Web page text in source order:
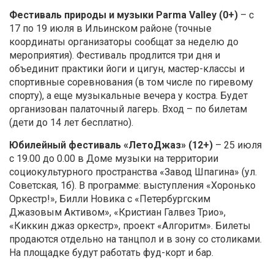
Фестиваль природы и музыки Parma Valley (0+) – с
17 по 19 июля в Ильинском районе (точные
координаты организаторы сообщат за неделю до
мероприятия). Фестиваль продлится три дня и
объединит практики йоги и цигун, мастер-классы и
спортивные соревнования (в том числе по гиревому
спорту), а еще музыкальные вечера у костра. Будет
организован палаточный лагерь. Вход – по билетам
(дети до 14 лет бесплатно).
Юбилейный фестиваль «ЛетоДжаз» (12+) – 25 июля
с 19.00 до 0.00 в Доме музыки на территории
социокультурного пространства «Завод Шпагина» (ул.
Советская, 1б). В программе: выступления «Хоронько
Оркестр!», Билли Новика с «Петербургским
Джазовым Активом», «Кристиан Галвез Трио»,
«Киккин джаз оркестр», проект «Алгоритм». Билеты
продаются отдельно на танцпол и в зону со столиками.
На площадке будут работать фуд-корт и бар.